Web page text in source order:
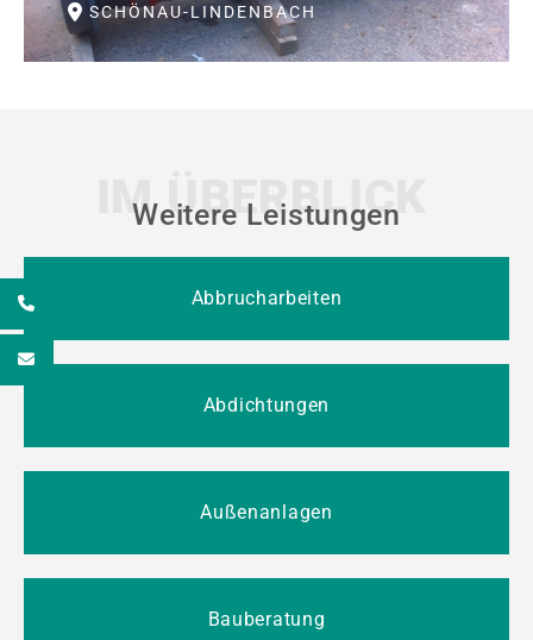
SCHÖNAU-LINDENBACH
Weitere Leistungen
Abbrucharbeiten
Abdichtungen
Außenanlagen
Bauberatung
IM ÜBERBLICK